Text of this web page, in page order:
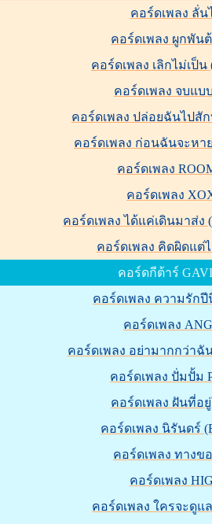
คอร์ดเพลง ลั่น
คอร์ดเพลง ผูกพัน
คอร์ดเพลง เลิกไม่เป็น
คอร์ดเพลง จบแบ
คอร์ดเพลง ปล่อยฉันไปสัก
คอร์ดเพลง ก่อนฉันจะหา
คอร์ดเพลง
คอร์ดเพลง
คอร์ดเพลง ได้แค่เดินมาส่ง
คอร์ดเพลง คิดผิดแต่
คอร์ดกีต้าร์
คอร์ดเพลง ความรักปี
คอร์ดเพลง
คอร์ดเพลง อย่ามากกว่าฉัน
คอร์ดเพลง ปั่มปั้ม
คอร์ดเพลง ฝันที่อ
คอร์ดเพลง นิรันดร์
คอร์ดเพลง ทางข
คอร์ดเพลง
คอร์ดเพลง ใครจะดูแ